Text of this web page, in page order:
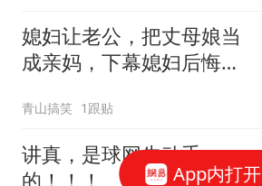
媳妇让老公，把丈母娘当
成亲妈，下幕媳妇后悔也
青山搞笑 1跟贴
讲真，是球网先动手
的！！！
App内打开